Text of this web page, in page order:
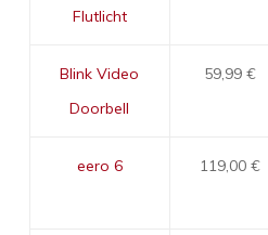
Flutlicht
Blink Video
Doorbell
59,99 €
eero 6 119,00 €